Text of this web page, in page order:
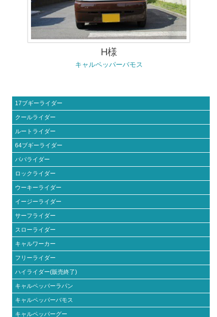
H様
キャルペッパーバモス
17ブギーライダー
クールライダー
ルートライダー
64ブギーライダー
パパライダー
ロックライダー
ウーキーライダー
イージーライダー
サーフライダー
スローライダー
キャルワーカー
フリーライダー
ハイライダー(販売終了)
キャルペッパーラパン
キャルペッパーバモス
キャルペッパーグー